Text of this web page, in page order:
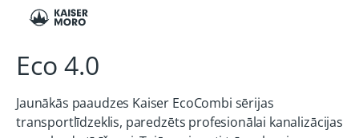
Eco 4.0
Jaunākās paaudzes Kaiser EcoCombi sērijas
transportlīdzeklis, paredzēts profesionālai kanalizācijas